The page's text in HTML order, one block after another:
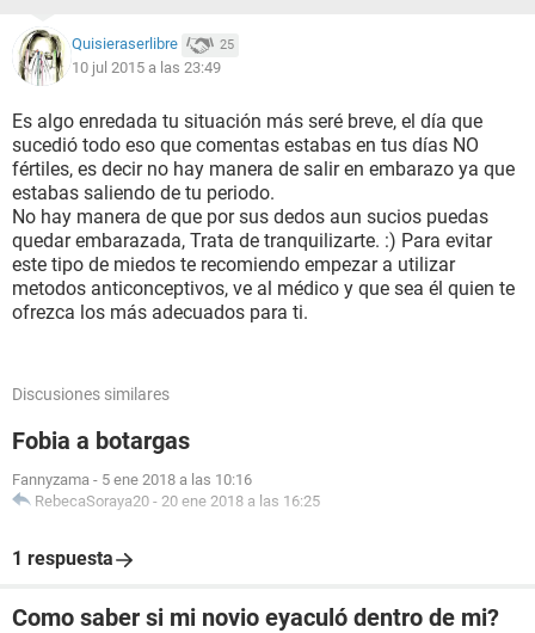
Quisieraserlibre 25
10 jul 2015 a las 23:49
Es algo enredada tu situación más seré breve, el día que
sucedió todo eso que comentas estabas en tus días NO
fértiles, es decir no hay manera de salir en embarazo ya que
estabas saliendo de tu periodo.
No hay manera de que por sus dedos aun sucios puedas
quedar embarazada, Trata de tranquilizarte. :) Para evitar
este tipo de miedos te recomiendo empezar a utilizar
metodos anticonceptivos, ve al médico y que sea él quien te
ofrezca los más adecuados para ti.
Discusiones similares
Fobia a botargas
Fannyzama - 5 ene 2018 a las 10:16
RebecaSoraya20 - 20 ene 2018 a las 16:25
1 respuesta
Como saber si mi novio eyaculó dentro de mi?